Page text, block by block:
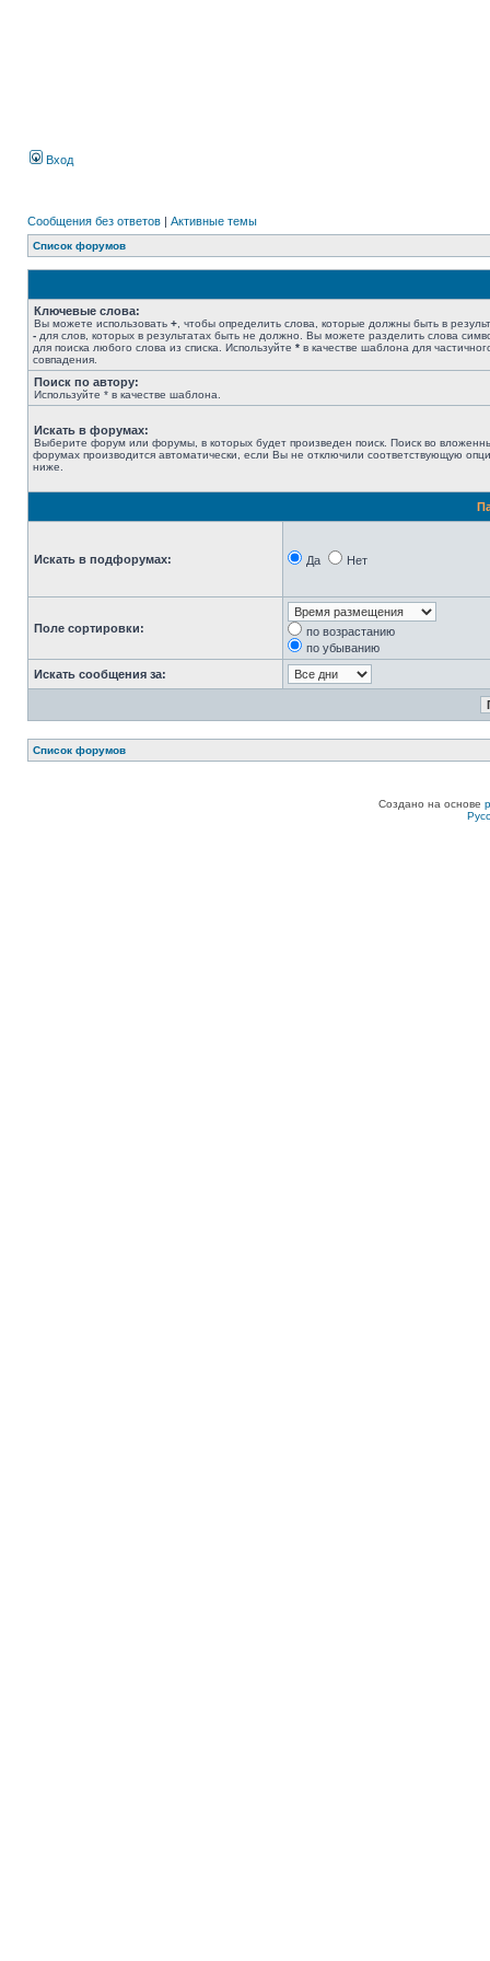
Вход
Сообщения без ответов | Активные темы
Список форумов
Ключевые слова:
Вы можете использовать + , чтобы определить слова, которые должны быть в
- для слов, которых в результатах быть не должно. Вы можете разделить слова
для поиска любого слова из списка. Используйте * в качестве шаблона для
совпадения.
Поиск по автору:
Используйте * в качестве шаблона.
Искать в форумах:
Выберите форум или форумы, в которых будет произведен поиск. Поиск во
форумах производится автоматически, если Вы не отключили соответствующую
ниже.
Искать в подфорумах: Да Нет
Поле сортировки:
по возрастанию
по убыванию
Искать сообщения за:
Список форумов
Создано на основе